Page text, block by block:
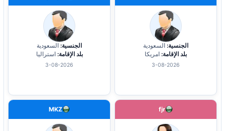
الجنسية: السعودية
بلد الإقامة: امريكا
3-08-2026
الجنسية: السعودية
بلد الإقامة: استراليا
3-08-2026
fjr
MKZ